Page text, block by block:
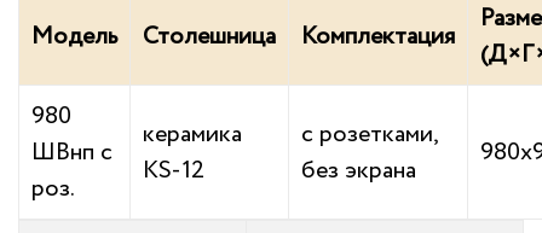
Модель Столешница Комплектация
980
ШВнп с
роз.
керамика
KS-12
с розетками,
без экрана